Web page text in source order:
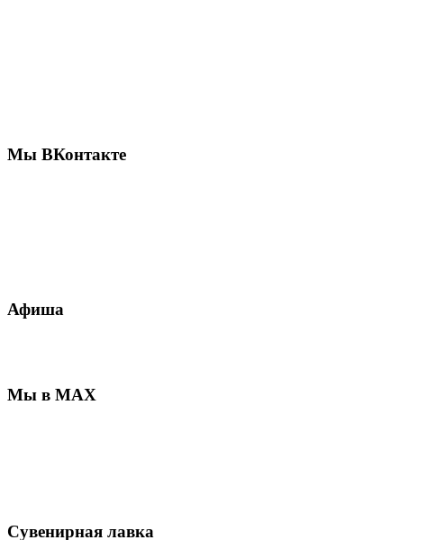
Мы ВКонтакте
Афиша
Мы в MAX
Сувенирная лавка